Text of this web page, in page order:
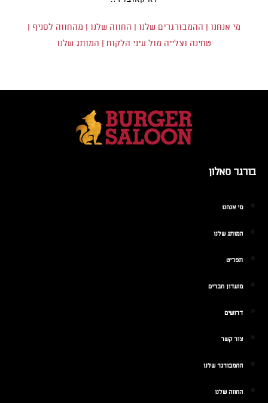
מי אנחנו ההמבורגרים שלנו החווה שלנו מהחווה לסניף
טחינה וצלייה מול עיני הלקוח
המותג שלנו
בורגר סאלון
מי אנחנו
המותג שלנו
תפריט
מועדון חברים
דרושים
צור קשר
ההמבורגר שלנו
החווה שלנו